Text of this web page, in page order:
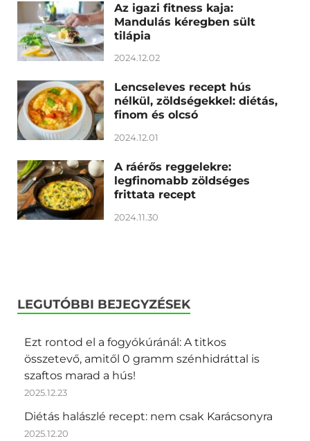
Az igazi fitness kaja:
Mandulás kéregben sült
tilápia
2024.12.02
Lencseleves recept hús
nélkül, zöldségekkel: diétás,
finom és olcsó
2024.12.01
A ráérős reggelekre:
legfinomabb zöldséges
frittata recept
2024.11.30
LEGUTÓBBI BEJEGYZÉSEK
Ezt rontod el a fogyókúránál: A titkos
összetevő, amitől 0 gramm szénhidráttal is
szaftos marad a hús!
2025.12.23
Diétás halászlé recept: nem csak Karácsonyra
2025.12.20